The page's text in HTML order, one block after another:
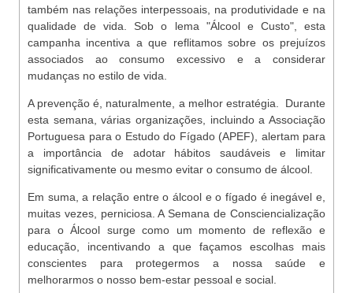
também nas relações interpessoais, na produtividade e na
qualidade de vida. Sob o lema "Álcool e Custo", esta
campanha incentiva a que reflitamos sobre os prejuízos
associados ao consumo excessivo e a considerar
mudanças no estilo de vida.
A prevenção é, naturalmente, a melhor estratégia. Durante
esta semana, várias organizações, incluindo a Associação
Portuguesa para o Estudo do Fígado (APEF), alertam para
a importância de adotar hábitos saudáveis e limitar
significativamente ou mesmo evitar o consumo de álcool.
Em suma, a relação entre o álcool e o fígado é inegável e,
muitas vezes, perniciosa. A Semana de Consciencialização
para o Álcool surge como um momento de reflexão e
educação, incentivando a que façamos escolhas mais
conscientes para protegermos a nossa saúde e
melhorarmos o nosso bem-estar pessoal e social.